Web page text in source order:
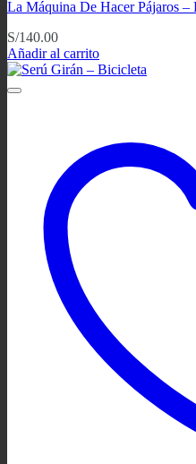
La Máquina De Hacer Pájaros
S/140.00
Añadir al carrito